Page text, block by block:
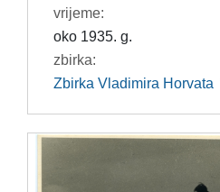
vrijeme:
oko 1935. g.
zbirka:
Zbirka Vladimira Horvata